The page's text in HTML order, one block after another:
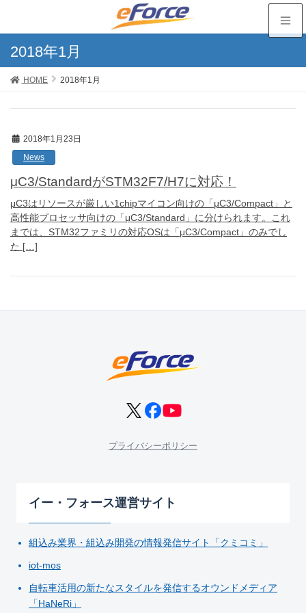
2018年1月
HOME 2018年1月
2018年1月23日
News
μC3/StandardがSTM32F7/H7に対応！
μC3はリソースが厳しい1chipマイコン向けの「μC3/Compact」と
高性能プロセッサ向けの「μC3/Standard」に分けられます。これ
までは、STM32ファミリの対応OSは「μC3/Compact」のみでし
た […]
プライバシーポリシー
イー・フォース運営サイト
組込み業界・組込み開発の情報発信サイト「クミコミ」
iot-mos
自転車活用の新たなスタイルを発信するオウンドメディア
「HaNeRi」